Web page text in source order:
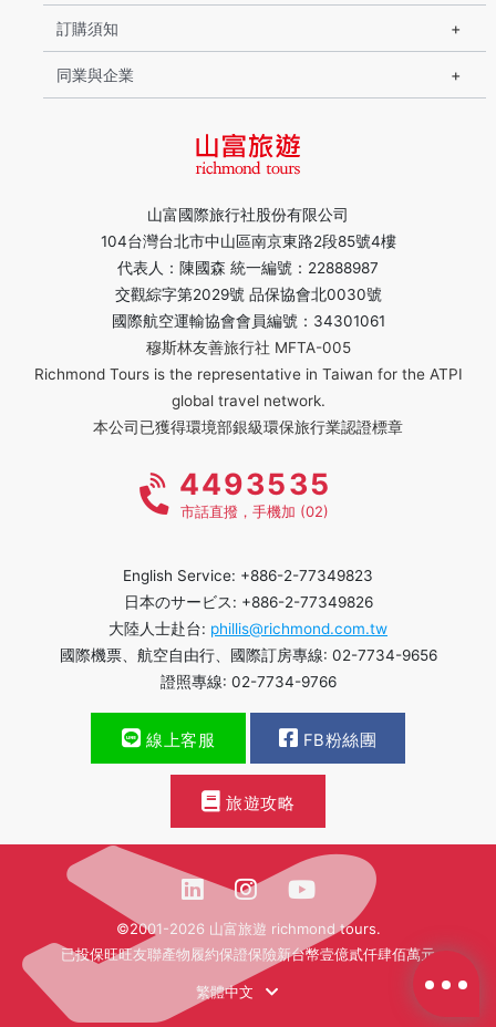
山富國際旅行社股份有限公司
104台灣台北市中山區南京東路2段85號4樓
代表人：陳國森 統一編號：22888987
交觀綜字第2029號 品保協會北0030號
國際航空運輸協會會員編號：34301061
穆斯林友善旅行社 MFTA-005
Richmond Tours is the representative in Taiwan for the ATPI
global travel network.
本公司已獲得環境部銀級環保旅行業認證標章
訂購須知
同業與企業
4493535
市話直撥，手機加 (02)
English Service: +886-2-77349823
日本のサービス: +886-2-77349826
大陸人士赴台: phillis@richmond.com.tw
國際機票、航空自由行、國際訂房專線: 02-7734-9656
證照專線: 02-7734-9766
線上客服 FB粉絲團
旅遊攻略
©2001-2026 山富旅遊 richmond tours.
已投保旺旺友聯產物履約保證保險新台幣壹億貳仟肆佰萬元
繁體中文